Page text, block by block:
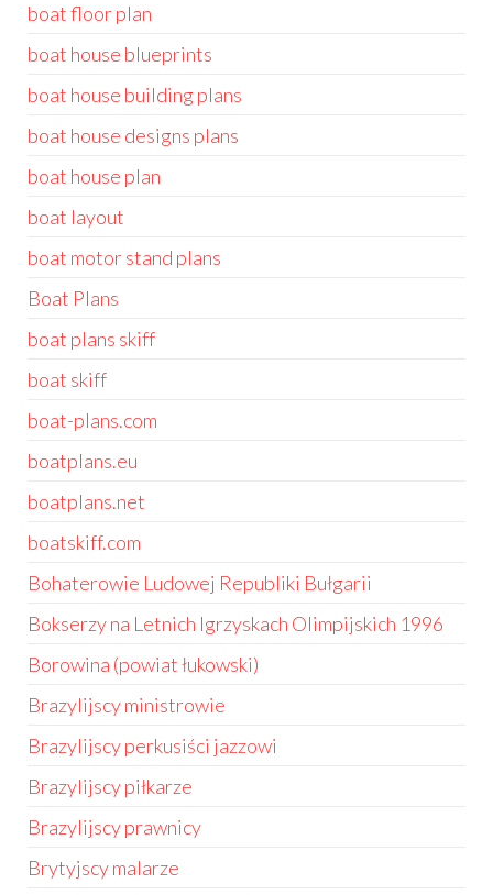
boat floor plan
boat house blueprints
boat house building plans
boat house designs plans
boat house plan
boat layout
boat motor stand plans
Boat Plans
boat plans skiff
boat skiff
boat-plans.com
boatplans.eu
boatplans.net
boatskiff.com
Bohaterowie Ludowej Republiki Bułgarii
Bokserzy na Letnich Igrzyskach Olimpijskich 1996
Borowina (powiat łukowski)
Brazylijscy ministrowie
Brazylijscy perkusiści jazzowi
Brazylijscy piłkarze
Brazylijscy prawnicy
Brytyjscy malarze